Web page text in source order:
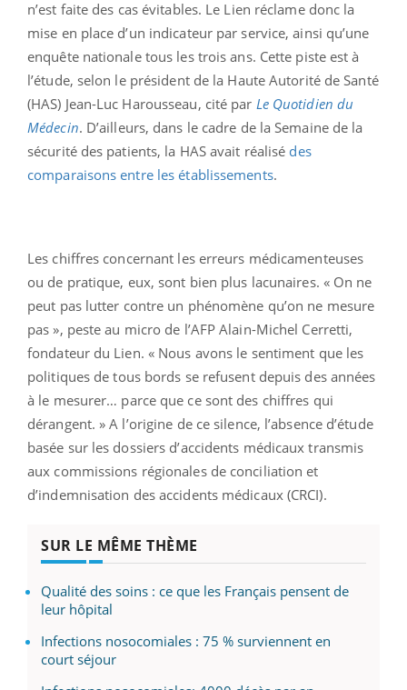
n’est faite des cas évitables. Le Lien réclame donc la
mise en place d’un indicateur par service, ainsi qu’une
enquête nationale tous les trois ans. Cette piste est à
l’étude, selon le président de la Haute Autorité de Santé
(HAS) Jean-Luc Harousseau, cité par Le Quotidien du
Médecin. D’ailleurs, dans le cadre de la Semaine de la
sécurité des patients, la HAS avait réalisé des
comparaisons entre les établissements.
Les chiffres concernant les erreurs médicamenteuses
ou de pratique, eux, sont bien plus lacunaires. « On ne
peut pas lutter contre un phénomène qu’on ne mesure
pas », peste au micro de l’AFP Alain-Michel Cerretti,
fondateur du Lien. « Nous avons le sentiment que les
politiques de tous bords se refusent depuis des années
à le mesurer… parce que ce sont des chiffres qui
dérangent. » A l’origine de ce silence, l’absence d’étude
basée sur les dossiers d’accidents médicaux transmis
aux commissions régionales de conciliation et
d’indemnisation des accidents médicaux (CRCI).
SUR LE MÊME THÈME
Qualité des soins : ce que les Français pensent de
leur hôpital
Infections nosocomiales : 75 % surviennent en
court séjour